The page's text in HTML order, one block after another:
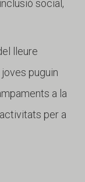
social,
lleure
puguin
a la
per a